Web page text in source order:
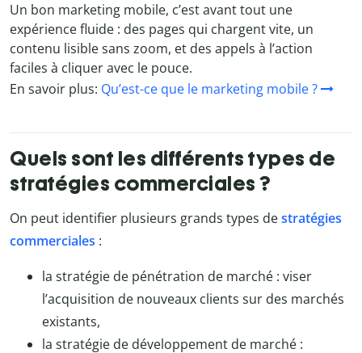
Un bon marketing mobile, c’est avant tout une
expérience fluide : des pages qui chargent vite, un
contenu lisible sans zoom, et des appels à l’action
faciles à cliquer avec le pouce.
En savoir plus: Qu’est-ce que le marketing mobile ?
Quels sont les différents types de
stratégies commerciales ?
On peut identifier plusieurs grands types destratégies
commerciales :
la stratégie de pénétration de marché : viser
l’acquisition de nouveaux clients sur des marchés
existants,
la stratégie de développement de marché :